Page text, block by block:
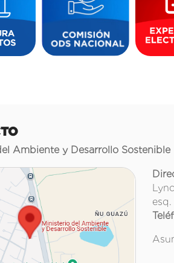
Ambiente y Desarrollo Sostenible